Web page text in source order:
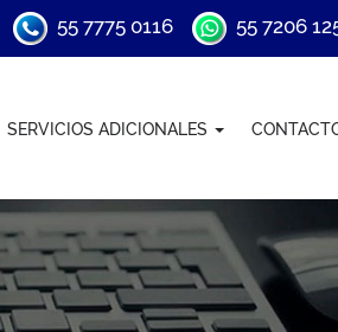
55 7775 0116 55 7206
SERVICIOS ADICIONALES